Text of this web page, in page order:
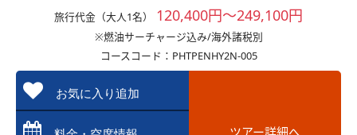
旅行代金（大人1名） 120,400円～249,100円
※燃油サーチャージ込み/海外諸税別
コースコード：PHTPENHY2N-005
お気に入り追加
ツアー詳細へ